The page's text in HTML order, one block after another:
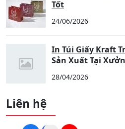
Tốt
24/06/2026
In Túi Giấy Kraft
Sản Xuất Tại
28/04/2026
Liên hệ